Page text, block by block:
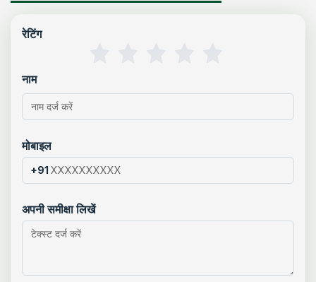
रेटिंग
नाम
मोबाइल
+91
अपनी समीक्षा लिखें